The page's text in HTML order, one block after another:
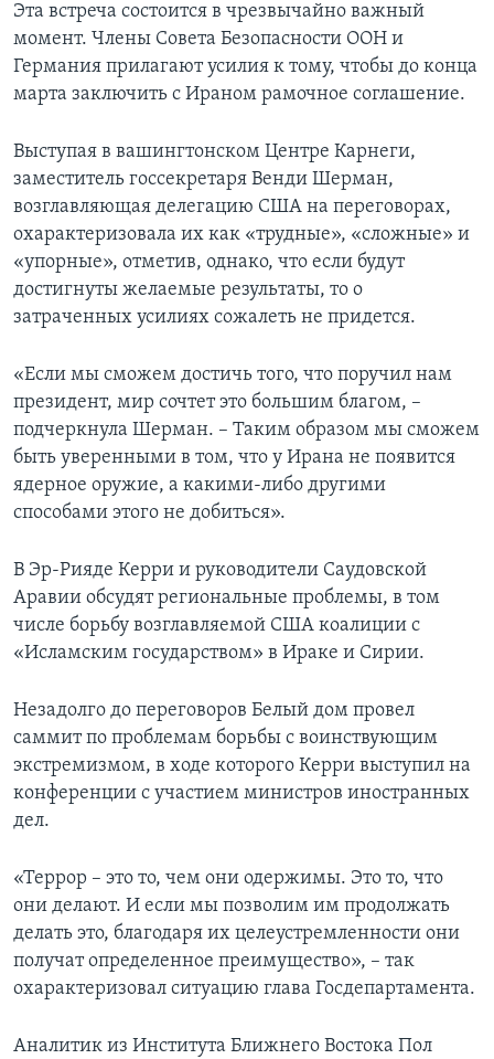
Эта встреча состоится в чрезвычайно важный
момент. Члены Совета Безопасности ООН и
Германия прилагают усилия к тому, чтобы до конца
марта заключить с Ираном рамочное соглашение.
Выступая в вашингтонском Центре Карнеги,
заместитель госсекретаря Венди Шерман,
возглавляющая делегацию США на переговорах,
охарактеризовала их как «трудные», «сложные» и
«упорные», отметив, однако, что если будут
достигнуты желаемые результаты, то о
затраченных усилиях сожалеть не придется.
«Если мы сможем достичь того, что поручил нам
президент, мир сочтет это большим благом, –
подчеркнула Шерман. – Таким образом мы сможем
быть уверенными в том, что у Ирана не появится
ядерное оружие, а какими-либо другими
способами этого не добиться».
В Эр-Рияде Керри и руководители Саудовской
Аравии обсудят региональные проблемы, в том
числе борьбу возглавляемой США коалиции с
«Исламским государством» в Ираке и Сирии.
Незадолго до переговоров Белый дом провел
саммит по проблемам борьбы с воинствующим
экстремизмом, в ходе которого Керри выступил на
конференции с участием министров иностранных
дел.
«Террор – это то, чем они одержимы. Это то, что
они делают. И если мы позволим им продолжать
делать это, благодаря их целеустремленности они
получат определенное преимущество», – так
охарактеризовал ситуацию глава Госдепартамента.
Аналитик из Института Ближнего Востока Пол